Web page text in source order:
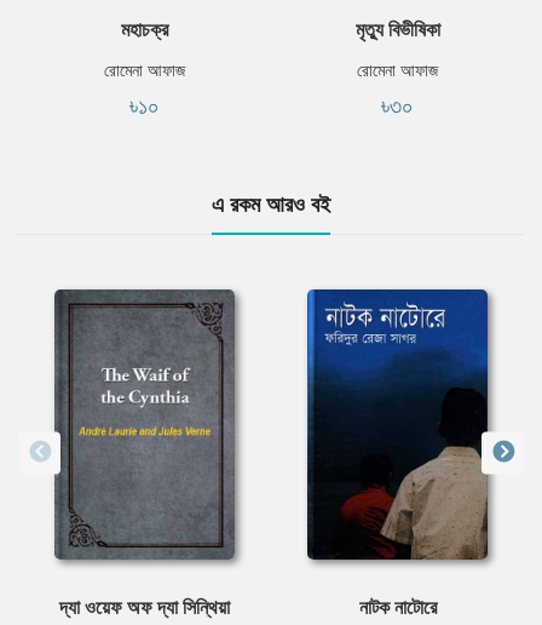
মহাচক্র
রোমেনা আফাজ
৳১০
মৃত্যু বিভীষিকা
রোমেনা আফাজ
৳৩০
এ রকম আরও বই
দ্যা ওয়েফ অফ দ্যা সিন্থিয়া নাটক নাটোরে